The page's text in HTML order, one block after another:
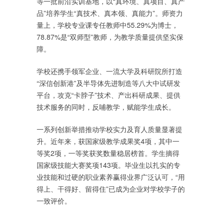
品”培养学生“真技术、真本领、真能力”。师资力
量上，学校专业课专任教师中55.29%为博士，
78.87%是“双师型”教师，为教学质量提供坚实保
障。
学校还携手领军企业、一流大学及科研院所打造
“深信创新港”及半导体先进制造等八大中试研发
平台，攻克“卡脖子”技术、产出科研成果、提供
技术服务的同时，反哺教学，赋能学生成长。
一系列创新举措推动学校实力及育人质量显著提
升。近年来，获国家级教学成果奖4项，其中一
等奖2项，一等奖获奖数量稳居榜首。学生摘得
国家级技能大赛奖项143项。毕业生以扎实的专
业技能和过硬的职业素养赢得业界广泛认可，“用
得上、干得好、留得住”已成为企业对学校学子的
一致评价。